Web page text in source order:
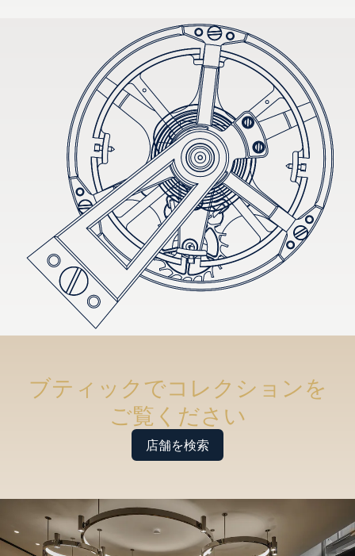
ブティックでコレクションを
ご覧ください
店舗を検索